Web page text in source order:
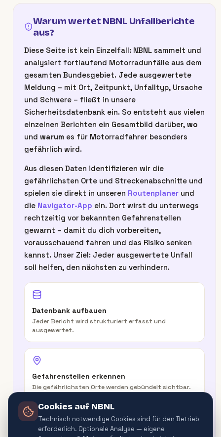
Warum wertet NBNL Unfallberichte
aus?
Diese Seite ist kein Einzelfall: NBNL sammelt und
analysiert fortlaufend Motorradunfälle aus dem
gesamten Bundesgebiet. Jede ausgewertete
Meldung – mit Ort, Zeitpunkt, Unfalltyp, Ursache
und Schwere – fließt in unsere
Sicherheitsdatenbank ein. So entsteht aus vielen
einzelnen Berichten ein Gesamtbild darüber, wo
und warum es für Motorradfahrer besonders
gefährlich wird.
Aus diesen Daten identifizieren wir die
gefährlichsten Orte und Streckenabschnitte und
spielen sie direkt in unseren Routenplaner und
die Navigator-App ein. Dort wirst du unterwegs
rechtzeitig vor bekannten Gefahrenstellen
gewarnt – damit du dich vorbereiten,
vorausschauend fahren und das Risiko senken
kannst. Unser Ziel: Jeder ausgewertete Unfall
soll helfen, den nächsten zu verhindern.
Datenbank aufbauen
Jeder Bericht wird strukturiert erfasst und
ausgewertet.
Gefahrenstellen erkennen
Die gefährlichsten Orte werden gebündelt sichtbar.
In der Route warnen
Cookies auf NBNL
Technisch notwendige Cookies sind für den Betrieb
erforderlich. Optionale Analyse — eigene